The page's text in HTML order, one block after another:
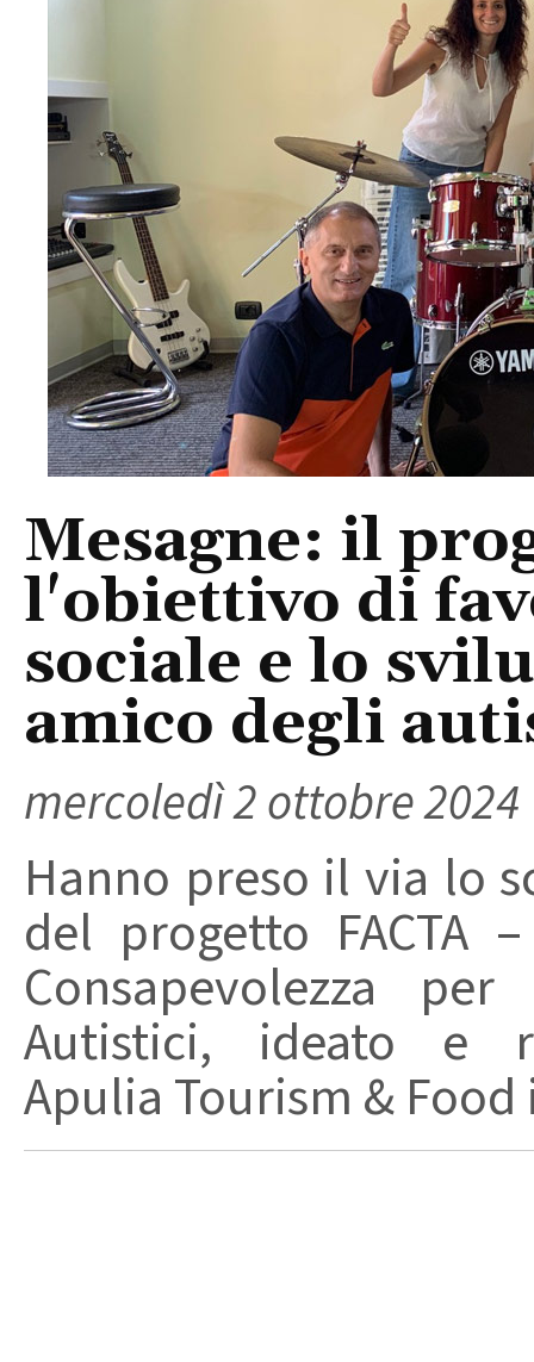
Mesagne: il
l'obiettivo di
sociale e lo
amico degli
mercoledì 2 ottobre 2024
Hanno preso il via lo
del progetto FACTA
Consapevolezza
Autistici, ideato e
Apulia Tourism & Food